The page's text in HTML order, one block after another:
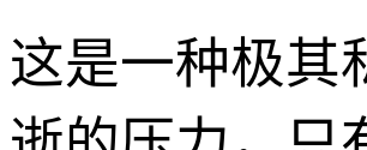
这是一种极其